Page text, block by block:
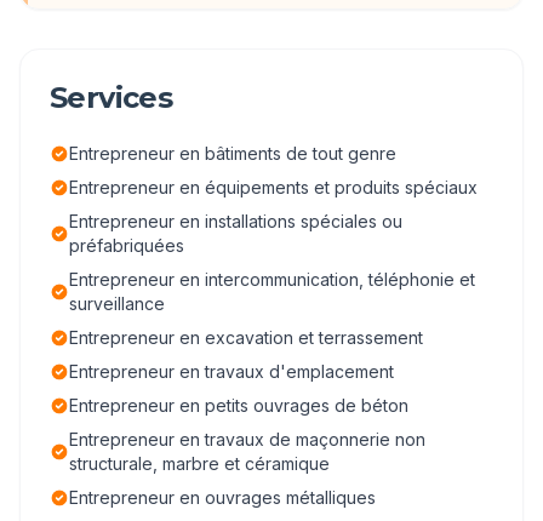
Services
Entrepreneur en bâtiments de tout genre
Entrepreneur en équipements et produits spéciaux
Entrepreneur en installations spéciales ou
préfabriquées
Entrepreneur en intercommunication, téléphonie et
surveillance
Entrepreneur en excavation et terrassement
Entrepreneur en travaux d'emplacement
Entrepreneur en petits ouvrages de béton
Entrepreneur en travaux de maçonnerie non
structurale, marbre et céramique
Entrepreneur en ouvrages métalliques